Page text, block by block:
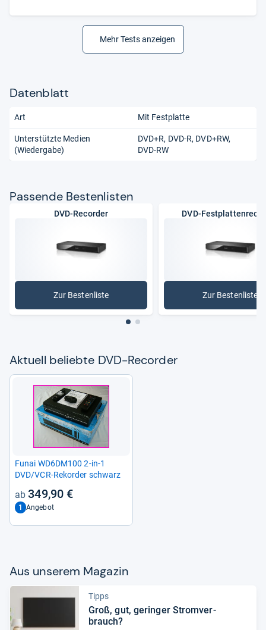
Mehr Tests anzeigen
Datenblatt
Art Mit Festplatte
Unterstützte Medien
(Wiedergabe)
DVD+R DVD-R DVD+RW
DVD-RW
Pas­sende Bes­ten­lis­ten
DVD-Recorder
Zur Bestenliste
: DVD-Recorder
DVD-
Zur Bestenliste
: DVD-
Aktu­ell beliebte DVD-​Recor­der
Funai WD6DM100 2-​in-​1
DVD/VCR-​Rekorder schwarz
349,90 €
1 Angebot
Aus unse­rem Maga­zin
Tipps
Groß, gut, gerin­ger Strom­ver­
brauch?